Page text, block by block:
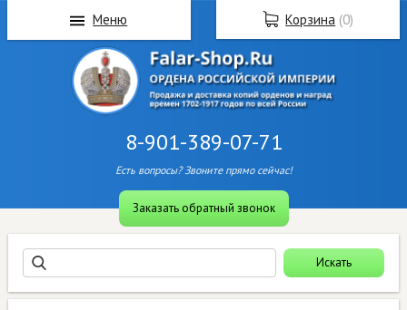
8-901-389-07-71
Есть вопросы? Звоните прямо сейчас!
Заказать обратный звонок
Корзина (0)
Меню